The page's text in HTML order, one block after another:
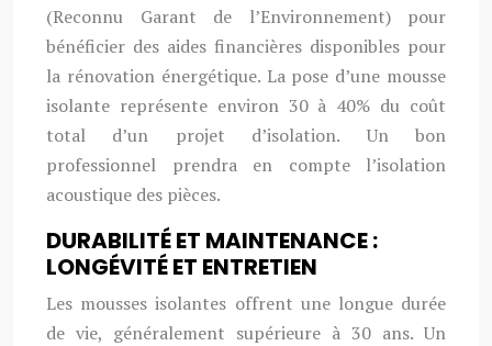
(Reconnu Garant de l’Environnement) pour
bénéficier des aides financières disponibles pour
la rénovation énergétique. La pose d’une mousse
isolante représente environ 30 à 40% du coût
total d’un projet d’isolation. Un bon
professionnel prendra en compte l’isolation
acoustique des pièces.
DURABILITÉ ET MAINTENANCE :
LONGÉVITÉ ET ENTRETIEN
Les mousses isolantes offrent une longue durée
de vie, généralement supérieure à 30 ans. Un